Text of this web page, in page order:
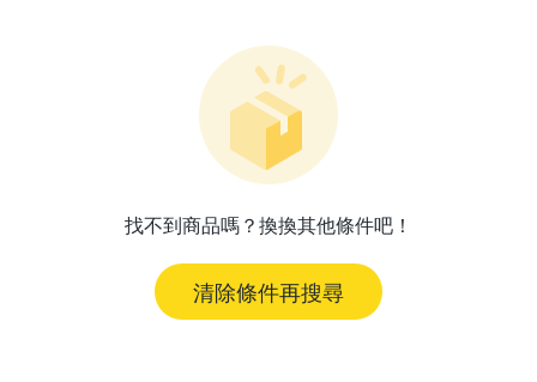
找不到商品嗎？換換其他條件吧！
清除條件再搜尋